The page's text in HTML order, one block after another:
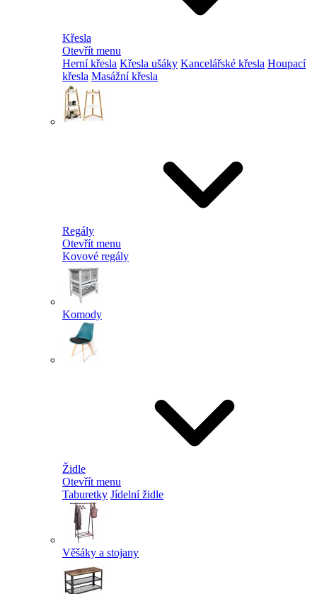
Křesla
Otevřít menu
Herní křesla Křesla ušáky Kancelářské křesla Houpací
křesla Masážní křesla
Regály
Otevřít menu
Kovové regály
Komody
Židle
Otevřít menu
Taburetky Jídelní židle
Věšáky a stojany